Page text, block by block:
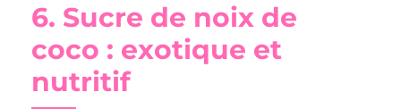
6. Sucre de noix de
coco : exotique et
nutritif